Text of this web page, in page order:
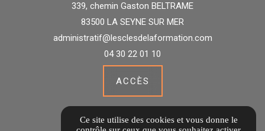
339, chemin Gaston BELTRAME
83500 LA SEYNE SUR MER
administratif@lesclesdelaformation.com
04 30 22 01 10
ACCÈS
Ce site utilise des cookies et vous donne le